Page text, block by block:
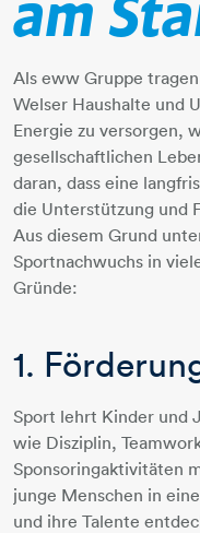
am
Als eww Gruppe
Welser Haushalte und
Energie zu versorgen,
gesellschaftlichen
daran, dass eine
die Unterstützung und
Aus diesem Grund
Sportnachwuchs in
Gründe:
1.
​​​​​​​Sport lehrt Kinder und
wie Disziplin,
Sponsoringaktivitäten
junge Menschen in
und ihre Talente